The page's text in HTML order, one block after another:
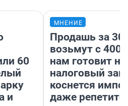
60
и
МНЕНИЕ
Продашь за
возьмут с
нам готовит
налоговый
коснется
даже